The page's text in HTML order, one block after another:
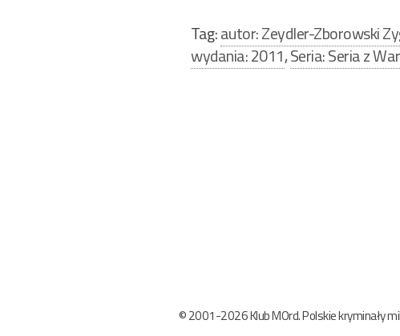
Tag:autor: Zeydler-Zborowski
wydania: 2011,Seria: Seria z
© 2001-2026 Klub MOrd. Polskie kryminały